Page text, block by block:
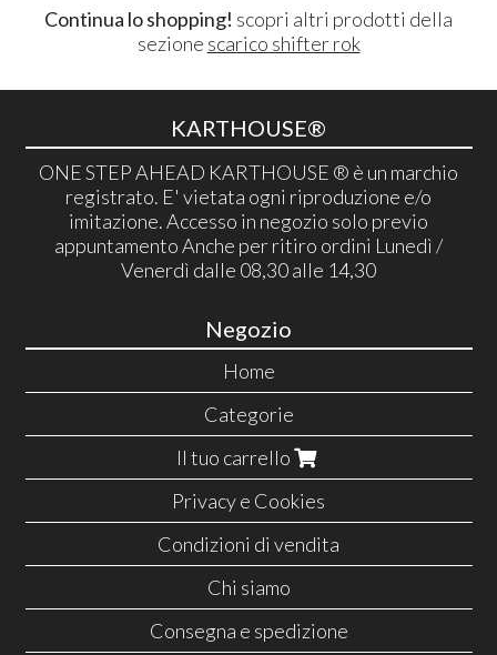
Continua lo shopping! scopri altri prodotti della
sezione scarico shifter rok
KARTHOUSE®
ONE STEP AHEAD KARTHOUSE ® è un marchio
registrato. E' vietata ogni riproduzione e/o
imitazione. Accesso in negozio solo previo
appuntamento Anche per ritiro ordini Lunedì /
Venerdì dalle 08,30 alle 14,30
Negozio
Home
Categorie
Il tuo carrello
Privacy e Cookies
Condizioni di vendita
Chi siamo
Consegna e spedizione